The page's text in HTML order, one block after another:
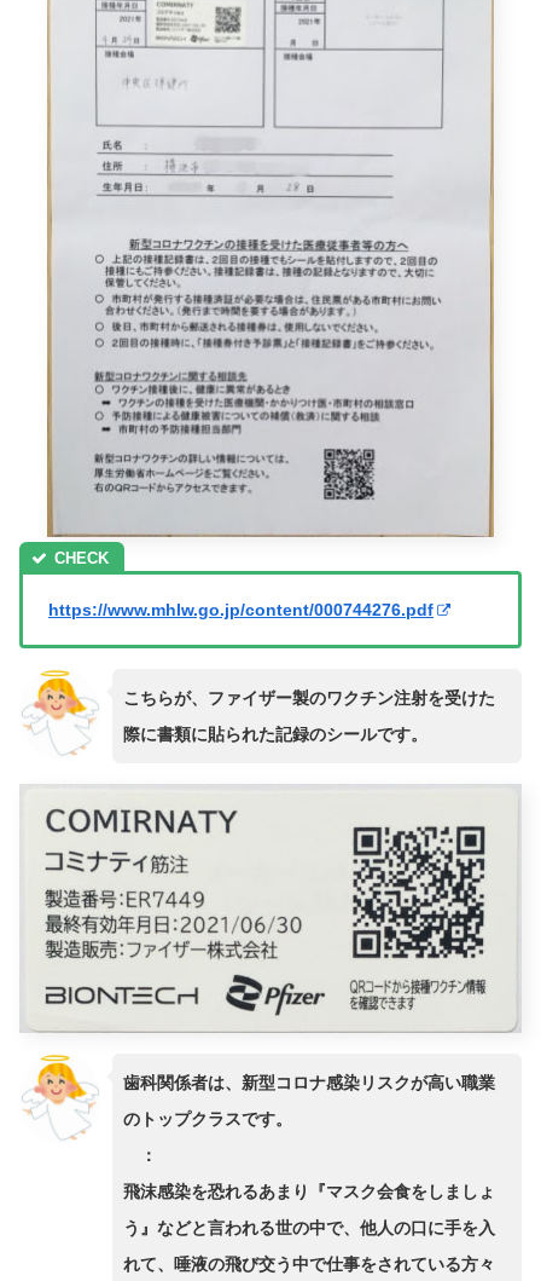
https://www.mhlw.go.jp/content/000744276.pdf
こちらが、ファイザー製のワクチン注射を受けた
際に書類に貼られた記録のシールです。
歯科関係者は、新型コロナ感染リスクが高い職業
のトップクラスです。
：
飛沫感染を恐れるあまり『マスク会食をしましょ
う』などと言われる世の中で、他人の口に手を入
れて、唾液の飛び交う中で仕事をされている方々